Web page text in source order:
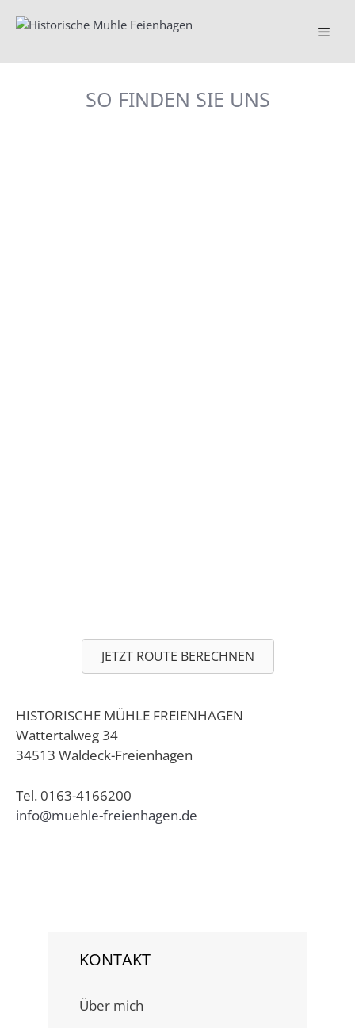
zum
SO FINDEN SIE UNS
JETZT ROUTE BERECHNEN
HISTORISCHE MÜHLE FREIENHAGEN
Wattertalweg 34
34513 Waldeck-Freienhagen
Tel. 0163-4166200
info@muehle-freienhagen.de
KONTAKT
Über mich